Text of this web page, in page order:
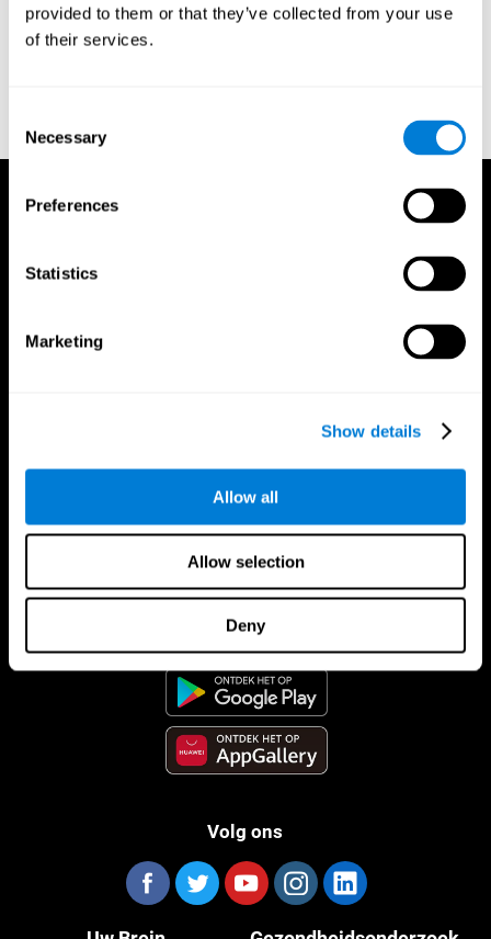
provided to them or that they’ve collected from your use
of their services.
Selection
Necessary
Preferences
Statistics
Marketing
Show details
Allow all
Allow selection
Deny
Raven, J. C. (1936). Mental tests used in genetic studies: The
performance of related individuals on tests mainly educative and
Research; 1938."
CogniFit App
Volg ons